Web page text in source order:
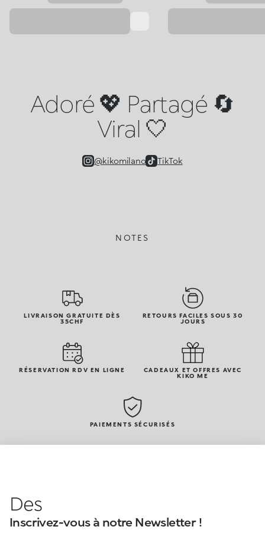
Adoré 💖 Partagé 🔄
Viral 🤍
@kikomilano TikTok
NOTES
LIVRAISON GRATUITE DÈS
35CHF
RETOURS FACILES SOUS 30
JOURS
RÉSERVATION RDV EN LIGNE
CADEAUX ET OFFRES AVEC
KIKO ME
PAIEMENTS SÉCURISÉS
Des
Inscrivez-vous à notre Newsletter !